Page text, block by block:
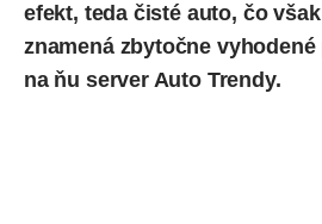
efekt, teda čisté auto, čo
znamená zbytočne vyhodené
na ňu server Auto Trendy.